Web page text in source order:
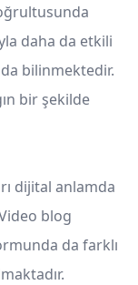
daha da etkili
bilinmektedir.
bir şekilde
dijital anlamda
blog
da farklı